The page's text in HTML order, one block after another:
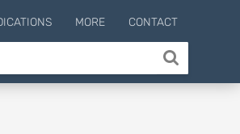
MORE CONTACT